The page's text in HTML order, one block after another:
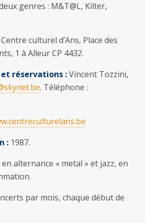
genres : M&T@L, Kilter,
culturel d’Ans, Place des
1 à Alleur CP 4432.
réservations :Vincent Tozzini,
. Téléphone :
: 1987.
en alternance « metal » et jazz, en
par mois, chaque début de